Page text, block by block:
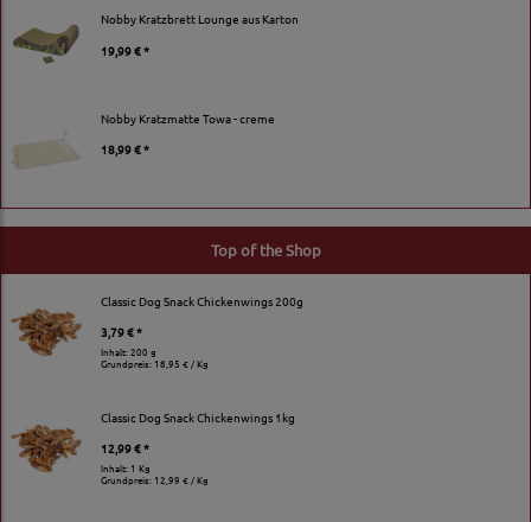
Nobby Kratzbrett Lounge aus Karton
19,99 € *
Nobby Kratzmatte Towa - creme
18,99 € *
Top of the Shop
Classic Dog Snack Chickenwings 200g
3,79 € *
Inhalt: 200 g
Grundpreis: 18,95 € / Kg
Classic Dog Snack Chickenwings 1kg
12,99 € *
Inhalt: 1 Kg
Grundpreis: 12,99 € / Kg